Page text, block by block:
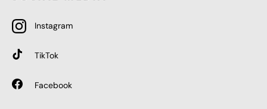
Instagram
TikTok
Facebook